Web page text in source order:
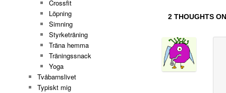
2 THOUGHTS
Crossfit
Löpning
Simning
Styrketräning
Träna hemma
Träningssnack
Yoga
Tvåbarnslivet
Typiskt mig